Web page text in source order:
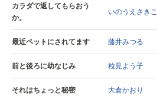
カラダで返してもらおう
か。
いのうえさきこ
最近ペットにされてます 藤井みつる
前と後ろに幼なじみ 粒見よう子
それはちょっと秘密 大倉かおり